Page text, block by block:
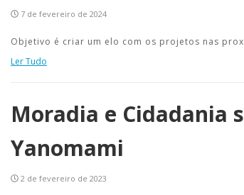
7 de fevereiro de 2024
Objetivo é criar um elo com os projetos nas
Ler Tudo
Moradia e Cidadania
Yanomami
2 de fevereiro de 2023